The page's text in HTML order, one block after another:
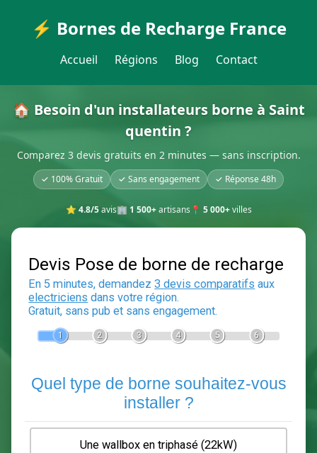
⚡ Bornes de Recharge France
Accueil Régions Blog Contact
🏠 Besoin d'un installateurs borne à Saint
quentin ?
Comparez 3 devis gratuits en 2 minutes — sans inscription.
✓ 100% Gratuit ✓ Sans engagement ✓ Réponse 48h
⭐ 4.8/5avis🏢 1 500+artisans 📍 5 000+villes
Devis Pose de borne de
En 5 minutes, demandez3 devis comparatifs
Gratuit, sans pub et sans engagement.
2 3 6